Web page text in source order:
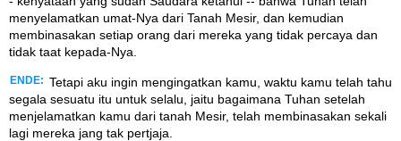
menyelamatkan umat-Nya dari Tanah Mesir, dan kemudian
membinasakan setiap orang dari mereka yang tidak percaya dan
tidak taat kepada-Nya.
ENDE: Tetapi aku ingin mengingatkan kamu, waktu kamu telah tahu
segala sesuatu itu untuk selalu, jaitu bagaimana Tuhan setelah
menjelamatkan kamu dari tanah Mesir, telah membinasakan sekali
lagi mereka jang tak pertjaja.